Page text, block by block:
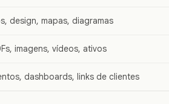
design, mapas, diagramas
imagens, vídeos, ativos
dashboards, links de clientes